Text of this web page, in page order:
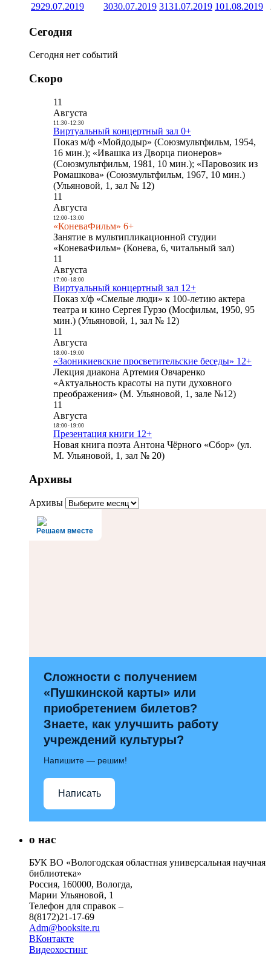
2929.07.2019 3030.07.2019 3131.07.2019 101.08.2019
Сегодня
Сегодня нет событий
Скоро
11
Августа
11:30- 12:30
Виртуальный концертный зал 0+
Показ м/ф «Мойдодыр» (Союзмультфильм, 1954,
16 мин.); «Ивашка из Дворца пионеров»
(Союзмультфильм, 1981, 10 мин.); «Паровозик из
Ромашкова» (Союзмультфильм, 1967, 10 мин.)
(Ульяновой, 1, зал № 12)
11
Августа
12:00- 13:00
«КоневаФильм» 6+
Занятие в мультипликационной студии
«КоневаФильм» (Конева, 6, читальный зал)
11
Августа
17:00- 18:00
Виртуальный концертный зал 12+
Показ х/ф «Смелые люди» к 100-летию актера
театра и кино Сергея Гурзо (Мосфильм, 1950, 95
мин.) (Ульяновой, 1, зал № 12)
11
Августа
18:00- 19:00
«Заоникиевские просветительские беседы» 12+
Лекция диакона Артемия Овчаренко
«Актуальность красоты на пути духовного
преображения» (М. Ульяновой, 1, зале №12)
11
Августа
18:00- 19:00
Презентация книги 12+
Новая книга поэта Антона Чёрного «Сбор» (ул.
М. Ульяновой, 1, зал № 20)
Архивы
Архивы
Решаем вместе
Сложности с получением
«Пушкинской карты» или
приобретением билетов?
Знаете, как улучшить работу
учреждений культуры?
Напишите — решим!
Написать
о нас
БУК ВО «Вологодская областная универсальная научная
библиотека»
Россия, 160000, Вологда,
Марии Ульяновой, 1
Телефон для справок –
8(8172)21-17-69
Adm@booksite.ru
ВКонтакте
Видеохостинг